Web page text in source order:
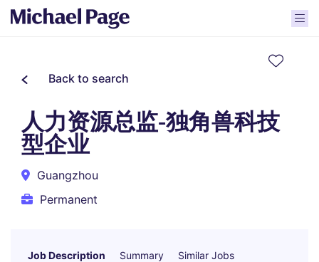
Back to search
人力资源总监-独角兽科技
型企业
Guangzhou
Permanent
Job Description Summary Similar Jobs